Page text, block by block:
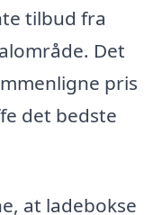
tilbud fra
Det
pris
det bedste
at ladebokse